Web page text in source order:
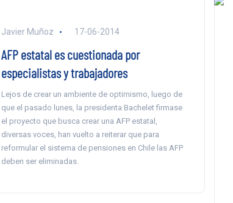
Javier Muñoz 17-06-2014
AFP estatal es cuestionada por
especialistas y trabajadores
Lejos de crear un ambiente de optimismo, luego de
que el pasado lunes, la presidenta Bachelet firmase
el proyecto que busca crear una AFP estatal,
diversas voces, han vuelto a reiterar que para
reformular el sistema de pensiones en Chile las AFP
deben ser eliminadas.